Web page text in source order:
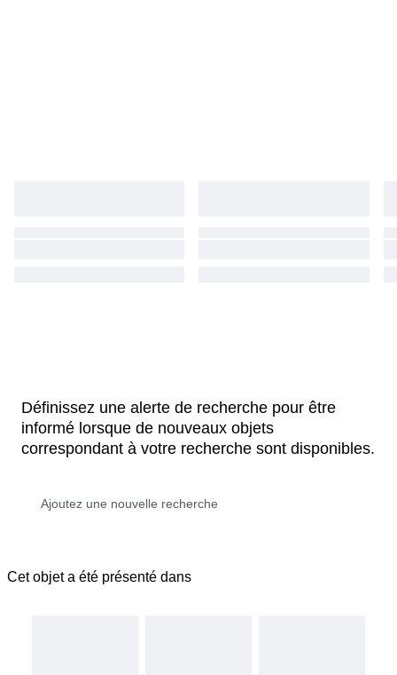
Définissez une alerte de recherche pour être
informé lorsque de nouveaux objets
correspondant à votre recherche sont disponibles.
Cet objet a été présenté dans